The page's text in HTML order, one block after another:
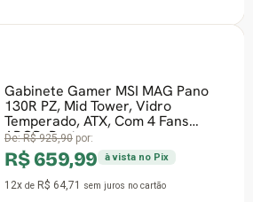
Gabinete Gamer MSI MAG Pano
130R PZ, Mid Tower, Vidro
Temperado, ATX, Com 4 Fans
ARGB, Preto
De:R$ 925,90por:
R$ 659,99 à vista no Pix
12xdeR$ 64,71sem juros no cartão